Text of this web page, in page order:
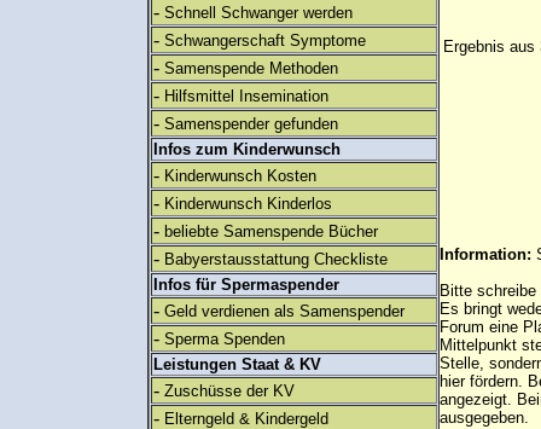
- Schnell Schwanger werden
- Schwangerschaft Symptome
- Samenspende Methoden
- Hilfsmittel Insemination
- Samenspender gefunden
Infos zum Kinderwunsch
- Kinderwunsch Kosten
- Kinderwunsch Kinderlos
- beliebte Samenspende Bücher
- Babyerstausstattung Checkliste
Infos für Spermaspender
- Geld verdienen als Samenspender
- Sperma Spenden
Leistungen Staat & KV
- Zuschüsse der KV
- Elterngeld & Kindergeld
Ergebnis aus
Information:
Bitte
Es bringt
Forum eine
Mittelpunkt
Stelle,
hier fördern.
angezeigt.
ausgegeben.